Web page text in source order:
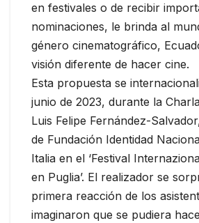
en festivales o de recibir
nominaciones, le brinda al
género cinematográfico,
visión diferente de hacer cine.
Esta propuesta se
junio de 2023, durante la
Luis Felipe Fernández-
de Fundación Identidad
Italia en el ‘Festival
en Puglia’. El realizador se
primera reacción de los
imaginaron que se pudiera